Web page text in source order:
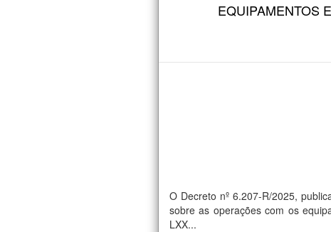
EQUIPAMENTOS
O Decreto nº 6.207-R/2025,
sobre as operações com os
LXX...